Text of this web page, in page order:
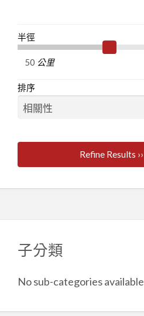
半徑
公里
排序
Refine Results ››
子分類
No sub-categories available